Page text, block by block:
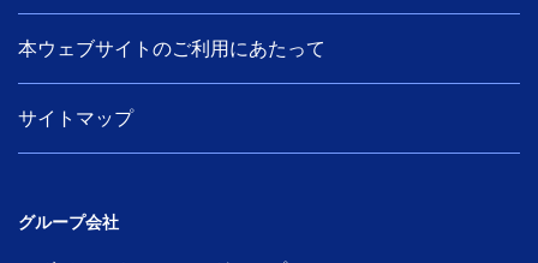
本ウェブサイトのご利用にあたって
サイトマップ
グループ会社